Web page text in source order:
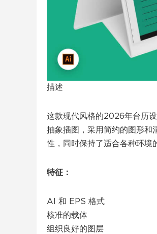
描述
这款现代风格的2026年台历
抽象插图，采用简约的图形和
性，同时保持了适合各种环境
特征：
AI 和 EPS 格式
核准的载体
组织良好的图层